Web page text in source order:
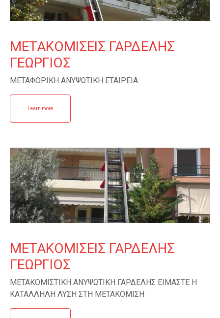
ΜΕΤΑΚΟΜΙΣΕΙΣ ΓΑΡΔΕΛΗΣ
ΓΕΩΡΓΙΟΣ
ΜΕΤΑΦΟΡΙΚΗ ΑΝΥΨΩΤΙΚΗ ΕΤΑΙΡΕΙΑ
Learn more
ΜΕΤΑΚΟΜΙΣΕΙΣ ΓΑΡΔΕΛΗΣ
ΓΕΩΡΓΙΟΣ
ΜΕΤΑΚΟΜΙΣΤΙΚΗ ΑΝΥΨΩΤΙΚΗ ΓΑΡΔΕΛΗΣ ΕΙΜΑΣΤΕ Η
ΚΑΤΑΛΛΗΛΗ ΛΥΣΗ ΣΤΗ ΜΕΤΑΚΟΜΙΣΗ